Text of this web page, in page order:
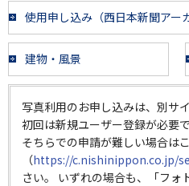
使用申し込み（西日本新聞アー
建物・風景
写真利用のお申し込みは、別サ
初回は新規ユーザー登録が必要で
そちらでの申請が難しい場合は
（https://c.nishinippon.co.jp/
さい。 いずれの場合も、「フ